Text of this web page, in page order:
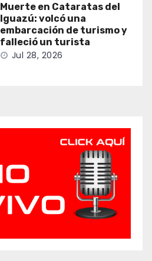
Muerte en Cataratas del
Iguazú: volcó una
embarcación de turismo y
falleció un turista
Jul 28, 2026